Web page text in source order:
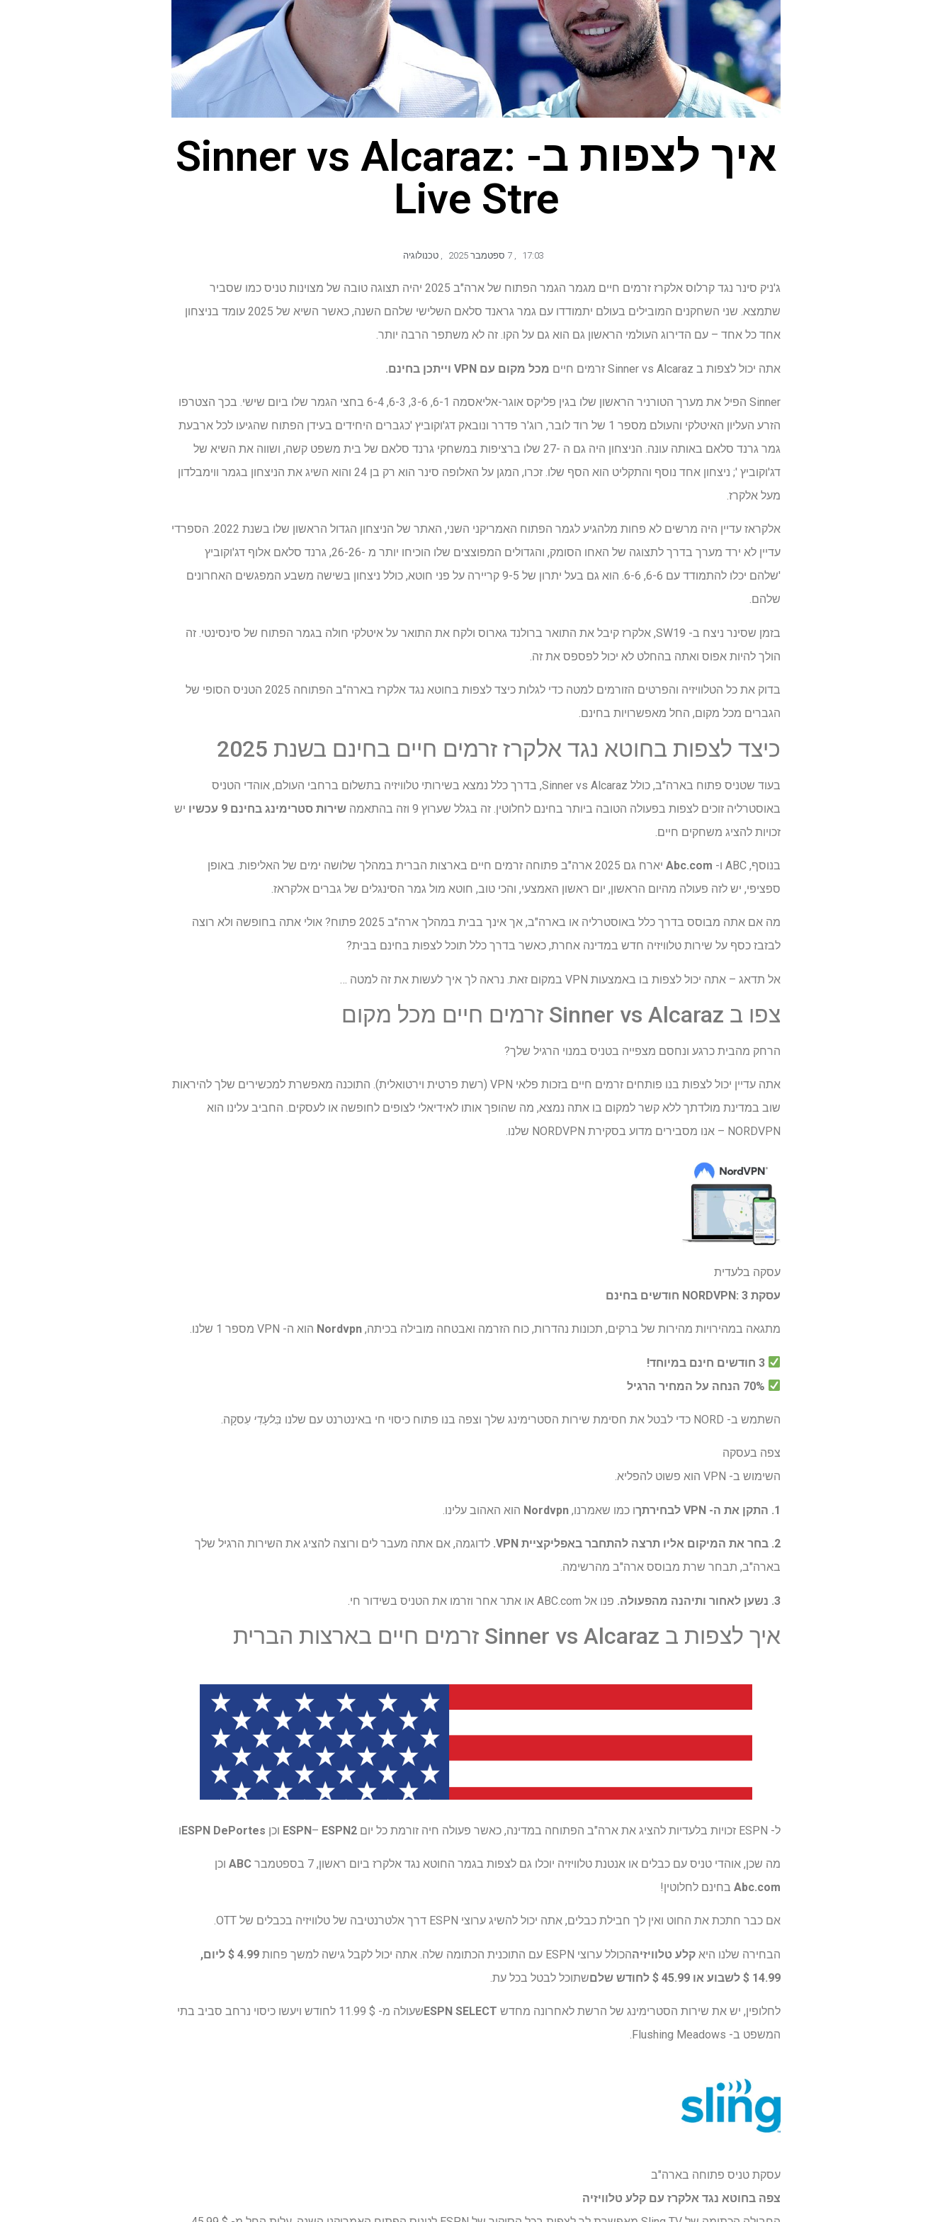
איך לצפות ב- Sinner vs Alcaraz:
Live Stre
17:03
, 7 ספטמבר 2025 , טכנולוגיה
ג'ניק סינר נגד קרלוס אלקרז זרמים חיים מגמר הגמר הפתוח של ארה"ב 2025 יהיה תצוגה טובה של מצוינות טניס כמו שסביר
שתמצא. שני השחקנים המובילים בעולם יתמודדו עם גמר גראנד סלאם השלישי שלהם השנה, כאשר השיא של 2025 עומד בניצחון
אחד כל אחד – עם הדירוג העולמי הראשון גם הוא גם על הקו. זה לא משתפר הרבה יותר.
אתה יכול לצפות ב Sinner vs Alcaraz זרמים חיים מכל מקום עם VPN וייתכן בחינם.
Sinner הפיל את מערך הטורניר הראשון שלו בגין פליקס אוגר-אליאסמה 6-1, 3-6, 6-3, 6-4 בחצי הגמר שלו ביום שישי. בכך הצטרפו
הזרע העליון האיטלקי והעולם מספר 1 של רוד לובר, רוג'ר פדרר ונובאק דג'וקוביץ 'כגברים היחידים בעידן הפתוח שהגיעו לכל ארבעת
גמר גרנד סלאם באותה עונה. הניצחון היה גם ה -27 שלו ברציפות במשחקי גרנד סלאם של בית משפט קשה, ושווה את השיא של
דג'וקוביץ '; ניצחון אחד נוסף והתקליט הוא הסף שלו. זכרו, המגן על האלופה סינר הוא רק בן 24 והוא השיג את הניצחון בגמר ווימבלדון
מעל אלקרז.
אלקראז עדיין היה מרשים לא פחות מלהגיע לגמר הפתוח האמריקני השני, האתר של הניצחון הגדול הראשון שלו בשנת 2022. הספרדי
עדיין לא ירד מערך בדרך לתצוגה של האחו הסומק, והגדולים המפוצצים שלו הוכיחו יותר מ -26-26, גרנד סלאם אלוף דג'וקוביץ
'שלהם יכלו להתמודד עם 6-6, 6-6. הוא גם בעל יתרון של 9-5 קריירה על פני חוטא, כולל ניצחון בשישה משבע המפגשים האחרונים
שלהם.
בזמן שסינר ניצח ב- SW19, אלקרז קיבל את התואר ברולנד גארוס ולקח את התואר על איטלקי חולה בגמר הפתוח של סינסינטי. זה
הולך להיות אפוס ואתה בהחלט לא יכול לפספס את זה.
בדוק את כל הטלוויזיה והפרטים הזורמים למטה כדי לגלות כיצד לצפות בחוטא נגד אלקרז בארה"ב הפתוחה 2025 הטניס הסופי של
הגברים מכל מקום, החל מאפשרויות בחינם.
כיצד לצפות בחוטא נגד אלקרז זרמים חיים בחינם בשנת 2025
בעוד שטניס פתוח בארה"ב, כולל Sinner vs Alcaraz, בדרך כלל נמצא בשירותי טלוויזיה בתשלום ברחבי העולם, אוהדי הטניס
באוסטרליה זוכים לצפות בפעולה הטובה ביותר בחינם לחלוטין. זה בגלל שערוץ 9 וזה בהתאמה
שירות סטרימינג בחינם 9 עכשיו
יש
זכויות להציג משחקים חיים.
בנוסף, ABC ו- Abc.com
יארח גם 2025 ארה"ב פתוחה זרמים חיים בארצות הברית במהלך שלושה ימים של האליפות. באופן
ספציפי, יש לזה פעולה מהיום הראשון, יום ראשון האמצעי, והכי טוב, חוטא מול גמר הסינגלים של גברים אלקראז.
מה אם אתה מבוסס בדרך כלל באוסטרליה או בארה"ב, אך אינך בבית במהלך ארה"ב 2025 פתוח? אולי אתה בחופשה ולא רוצה
לבזבז כסף על שירות טלוויזיה חדש במדינה אחרת, כאשר בדרך כלל תוכל לצפות בחינם בבית?
אל תדאג – אתה יכול לצפות בו באמצעות VPN במקום זאת. נראה לך איך לעשות את זה למטה …
צפו ב Sinner vs Alcaraz זרמים חיים מכל מקום
הרחק מהבית כרגע ונחסם מצפייה בטניס במנוי הרגיל שלך?
אתה עדיין יכול לצפות בנו פותחים זרמים חיים בזכות פלאי VPN (רשת פרטית וירטואלית). התוכנה מאפשרת למכשירים שלך להיראות
שוב במדינת מולדתך ללא קשר למקום בו אתה נמצא, מה שהופך אותו לאידיאלי לצופים לחופשה או לעסקים. החביב עלינו הוא
NORDVPN – אנו מסבירים מדוע בסקירת NORDVPN שלנו.
עסקה בלעדית
עסקת NORDVPN: 3 חודשים בחינם
מתגאה במהירויות מהירות של ברקים, תכונות נהדרות, כוח הזרמה ואבטחה מובילה בכיתה, Nordvpn הוא ה- VPN מספר 1 שלנו.
3 חודשים חינם במיוחד!
השתמש ב- NORD כדי לבטל את חסימת שירות הסטרימינג שלך וצפה בנו פתוח כיסוי חי באינטרנט עם שלנו בִּלעָדִי עִסקָה.
צפה בעסקה
השימוש ב- VPN הוא פשוט להפליא.
1. התקן את ה- VPN לבחירתך ו כמו שאמרנו, Nordvpn הוא האהוב עלינו.
2. בחר את המיקום אליו תרצה להתחבר באפליקציית VPN.
לדוגמה, אם אתה מעבר לים ורוצה להציג את השירות הרגיל שלך
בארה"ב, תבחר שרת מבוסס ארה"ב מהרשימה.
3. נשען לאחור ותיהנה מהפעולה. פנו אל ABC.com או אתר אחר וזרמו את הטניס בשידור חי.
איך לצפות ב Sinner vs Alcaraz זרמים חיים בארצות הברית
ל- ESPN זכויות בלעדיות להציג את ארה"ב הפתוחה במדינה, כאשר פעולה חיה זורמת כל יום ESPN– ESPN2 וכן ESPN DePortesו
מה שכן, אוהדי טניס עם כבלים או אנטנת טלוויזיה יוכלו גם לצפות בגמר החוטא נגד אלקרז ביום ראשון, 7 בספטמבר ABC וכן
Abc.com בחינם לחלוטין!
אם כבר חתכת את החוט ואין לך חבילת כבלים, אתה יכול להשיג ערוצי ESPN דרך אלטרנטיבה של טלוויזיה בכבלים של OTT.
הבחירה שלנו היא קלע טלוויזיההכולל ערוצי ESPN עם התוכנית הכתומה שלה. אתה יכול לקבל גישה למשך פחות
4.99 $ ליום,
14.99 $ לשבוע או 45.99 $ לחודש שלם
שתוכל לבטל בכל עת.
לחלופין, יש את שירות הסטרימינג של הרשת לאחרונה מחדש ESPN SELECT
שעולה מ- $ 11.99 לחודש ויעשו כיסוי נרחב סביב בתי
המשפט ב- Flushing Meadows.
עסקת טניס פתוחה בארה"ב
צפה בחוטא נגד אלקרז עם קלע טלוויזיה